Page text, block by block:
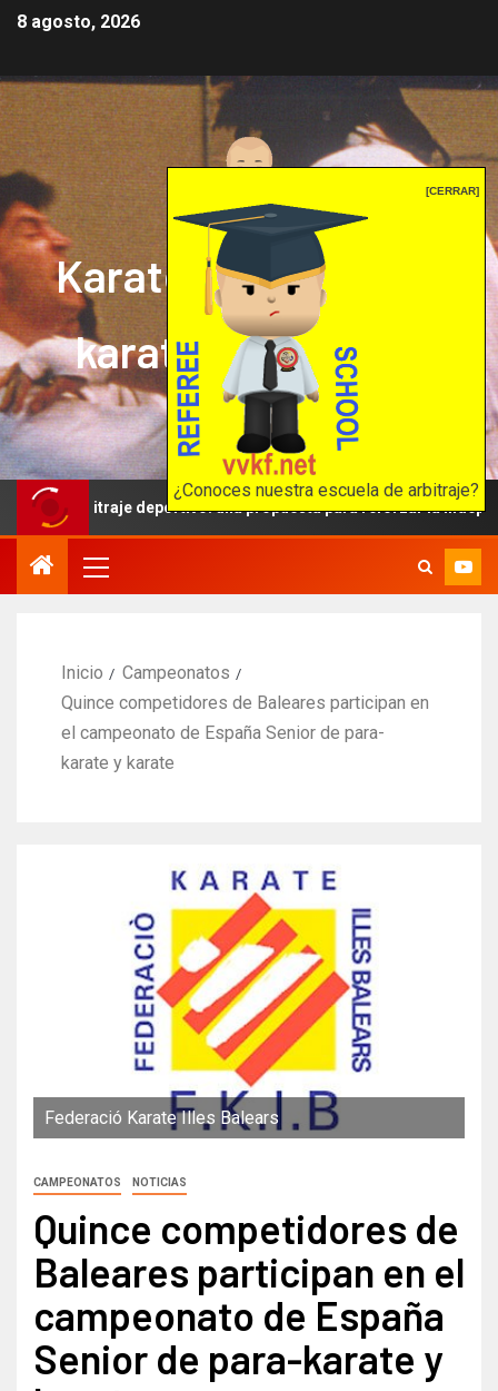
[CERRAR]
¿Conoces nuestra escuela de arbitraje?
8 agosto, 2026
Karate mrprepor: el
karate en internet
El karate en internet
deportivo: una propuesta para reforzar la independencia
Inicio
Campeonatos
Quince competidores de Baleares participan en
el campeonato de España Senior de para-
karate y karate
Federació Karate Illes Balears
CAMPEONATOS NOTICIAS
Quince competidores de
Baleares participan en el
campeonato de España
Senior de para-karate y